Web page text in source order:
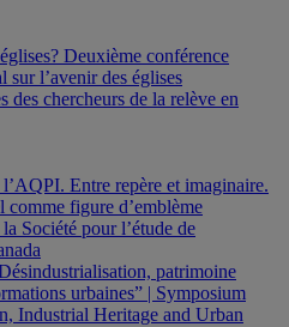
Deuxième conférence
sur l’avenir des églises
des chercheurs de la relève en
Entre repère et imaginaire.
comme figure d’emblème
Société pour l’étude de
patrimoine
urbaines” | Symposium
Industrial Heritage and Urban